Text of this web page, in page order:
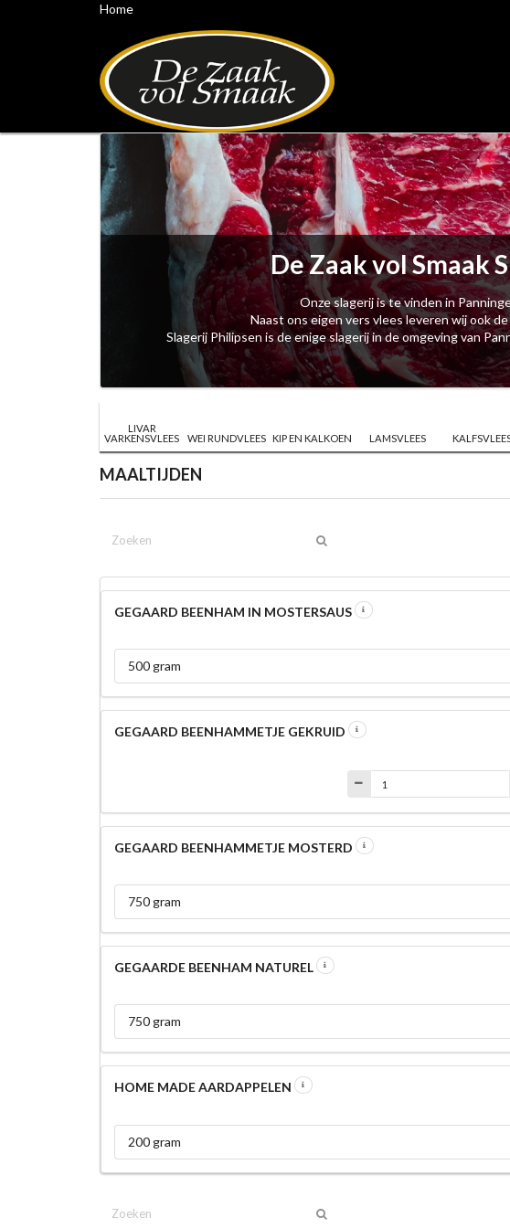
Home
De Zaak vol Smaak
Onze slagerij is te vinden in
Naast ons eigen vers vlees leveren wij ook
Slagerij Philipsen is de enige slagerij in de omgeving van
LIVAR
VARKENSVLEES
WEI RUNDVLEES KIP EN KALKOEN LAMSVLEES
MAALTIJDEN
GEGAARD BEENHAM IN MOSTERSAUS
500 gram
GEGAARD BEENHAMMETJE GEKRUID
GEGAARD BEENHAMMETJE MOSTERD
750 gram
GEGAARDE BEENHAM NATUREL
750 gram
HOME MADE AARDAPPELEN
200 gram